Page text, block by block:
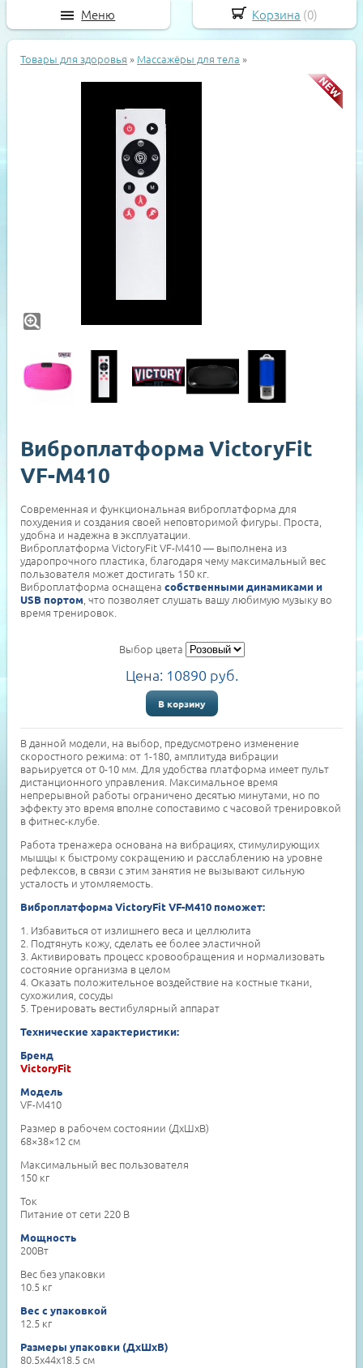
Товары для здоровья » Массажёры для тела »
Виброплатформа VictoryFit
VF-M410
Современная и функциональная виброплатформа для
похудения и создания своей неповторимой фигуры. Проста,
удобна и надежна в эксплуатации.
Виброплатформа VictoryFit VF-M410 — выполнена из
ударопрочного пластика, благодаря чему максимальный вес
пользователя может достигать 150 кг.
Виброплатформа оснащенасобственными динамиками и
USB портом, что позволяет слушать вашу любимую музыку во
время тренировок.
Выбор цвета
Цена: 10890 руб.
В корзину
В данной модели, на выбор, предусмотрено изменение
скоростного режима: от 1-180, амплитуда вибрации
варьируется от 0-10 мм. Для удобства платформа имеет пульт
дистанционного управления. Максимальное время
непрерывной работы ограничено десятью минутами, но по
эффекту это время вполне сопоставимо с часовой тренировкой
в фитнес-клубе.
Работа тренажера основана на вибрациях, стимулирующих
мышцы к быстрому сокращению и расслаблению на уровне
рефлексов, в связи с этим занятия не вызывают сильную
усталость и утомляемость.
Виброплатформа VictoryFit VF-M410 поможет:
1. Избавиться от излишнего веса и целлюлита
2. Подтянуть кожу, сделать ее более эластичной
3. Активировать процесс кровообращения и нормализовать
состояние организма в целом
4. Оказать положительное воздействие на костные ткани,
сухожилия, сосуды
5. Тренировать вестибулярный аппарат
Технические характеристики:
Бренд
VictoryFit
Модель
VF-M410
Размер в рабочем состоянии (ДxШxВ)
68×38×12 см
Максимальный вес пользователя
150 кг
Ток
Питание от сети 220 В
Мощность
200Вт
Вес без упаковки
10.5 кг
Вес с упаковкой
12.5 кг
Размеры упаковки (ДxШxВ)
80.5x44x18.5 см
Корзина (0)
Меню